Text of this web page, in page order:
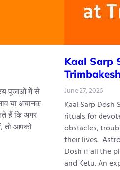
पूजाओं में से
या अचानक
हैं कि अगर
तो आपको
Kaal Sarp
June 27, 2026
Kaal Sarp
rituals for
obstacles,
their lives.
Dosh if all the
and Ketu. An